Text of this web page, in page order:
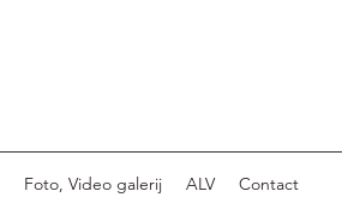
Foto, Video galerij ALV Contact